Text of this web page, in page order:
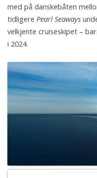
med på danskebåten
tidligere Pearl Seaways
velkjente cruiseskipet –
i 2024.